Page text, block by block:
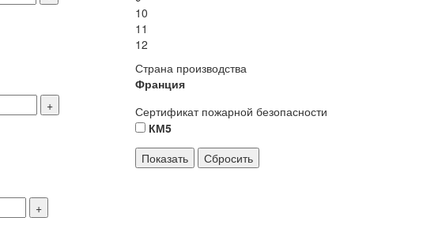
10
11
12
Страна производства
Франция
Сертификат пожарной безопасности
КМ5